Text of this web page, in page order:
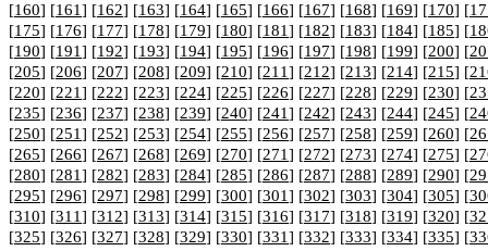
[160] [161] [162] [163] [164] [165] [166] [167] [168] [169] [170] [
[175] [176] [177] [178] [179] [180] [181] [182] [183] [184] [185] [
[190] [191] [192] [193] [194] [195] [196] [197] [198] [199] [200] [
[205] [206] [207] [208] [209] [210] [211] [212] [213] [214] [215] [
[220] [221] [222] [223] [224] [225] [226] [227] [228] [229] [230] [
[235] [236] [237] [238] [239] [240] [241] [242] [243] [244] [245] [
[250] [251] [252] [253] [254] [255] [256] [257] [258] [259] [260] [
[265] [266] [267] [268] [269] [270] [271] [272] [273] [274] [275] [
[280] [281] [282] [283] [284] [285] [286] [287] [288] [289] [290] [
[295] [296] [297] [298] [299] [300] [301] [302] [303] [304] [305] [
[310] [311] [312] [313] [314] [315] [316] [317] [318] [319] [320] [
[325] [326] [327] [328] [329] [330] [331] [332] [333] [334] [335] [